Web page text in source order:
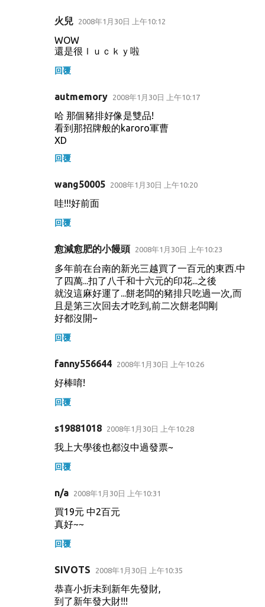
火兒 2008年1月30日 上午10:12
WOW
還是很ｌｕｃｋｙ啦
回覆
autmemory 2008年1月30日 上午10:17
哈 那個豬排好像是雙品!
看到那招牌般的karoro軍曹
XD
回覆
wang50005 2008年1月30日 上午10:20
哇!!!好前面
回覆
愈減愈肥的小饅頭 2008年1月30日 上午10:23
多年前在台南的新光三越買了一百元的東西.中
了四萬...扣了八千和十六元的印花...之後
就沒這麻好運了...餅老闆的豬排只吃過一次,而
且是第三次回去才吃到,前二次餅老闆剛
好都沒開~
回覆
fanny556644 2008年1月30日 上午10:26
好棒唷!
回覆
s19881018 2008年1月30日 上午10:28
我上大學後也都沒中過發票~
回覆
n/a 2008年1月30日 上午10:31
買19元 中2百元
真好~~
回覆
SIVOTS 2008年1月30日 上午10:35
恭喜小折未到新年先發財,
到了新年發大財!!!